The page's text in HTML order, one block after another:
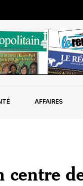
AFFAIRES